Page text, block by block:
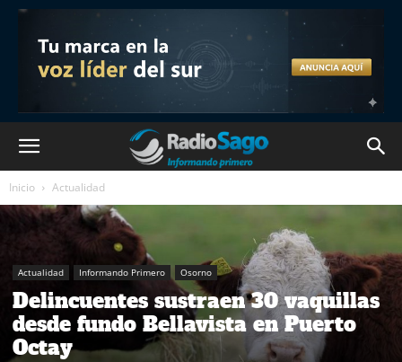
Inicio Actualidad
Actualidad Informando Primero Osorno
Delincuentes sustraen 30 vaquillas
desde fundo Bellavista en Puerto
Octay